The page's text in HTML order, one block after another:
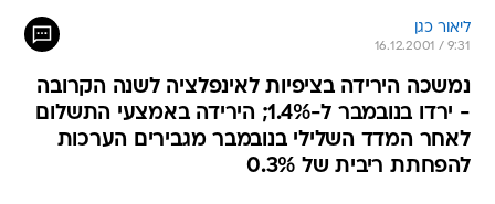
ליאור כגן
16.12.2001 / 9:31
נמשכה הירידה בציפיות לאינפלציה לשנה הקרובה
- ירדו בנובמבר ל-1.4%; הירידה באמצעי התשלום
לאחר המדד השלילי בנובמבר מגבירים הערכות
להפחתת ריבית של 0.3%